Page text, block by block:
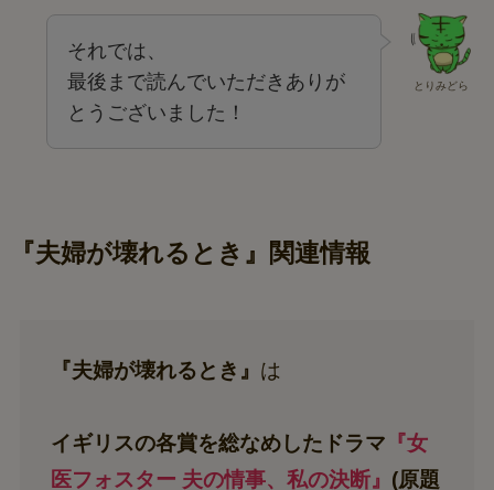
とりみどら
それでは、
最後まで読んでいただきありが
とうございました！
『夫婦が壊れるとき』関連情報
『夫婦が壊れるとき』 は
イギリスの各賞を総なめしたドラマ 『女
医フォスター 夫の情事、私の決断』 (原題